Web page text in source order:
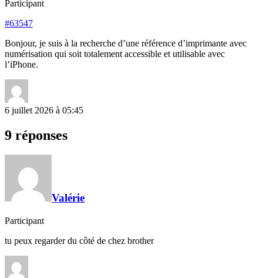
Participant
#63547
Bonjour, je suis à la recherche d’une référence d’imprimante avec
numérisation qui soit totalement accessible et utilisable avec
l’iPhone.
6 juillet 2026 à 05:45
9 réponses
Valérie
Participant
tu peux regarder du côté de chez brother